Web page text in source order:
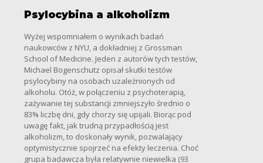
Psylocybina a alkoholizm
Wyżej wspomniałem o wynikach badań
naukowców z NYU, a dokładniej z Grossman
School of Medicine. Jeden z autorów tych testów,
Michael Bogenschutz opisał skutki testów
psylocybiny na osobach uzależnionych od
alkoholu. Otóż, w połączeniu z psychoterapią,
zażywanie tej substancji zmniejszyło średnio o
83% liczbę dni, gdy chorzy się upijali. Biorąc pod
uwagę fakt, jak trudną przypadłością jest
alkoholizm, to doskonały wynik, pozwalający
optymistycznie spojrzeć na efekty leczenia. Choć
grupa badawcza była relatywnie niewielka (93